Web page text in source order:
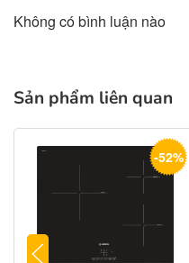
Không có bình luận nào
Sản phẩm liên quan
-52%